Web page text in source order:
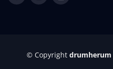
© Copyright drumherum